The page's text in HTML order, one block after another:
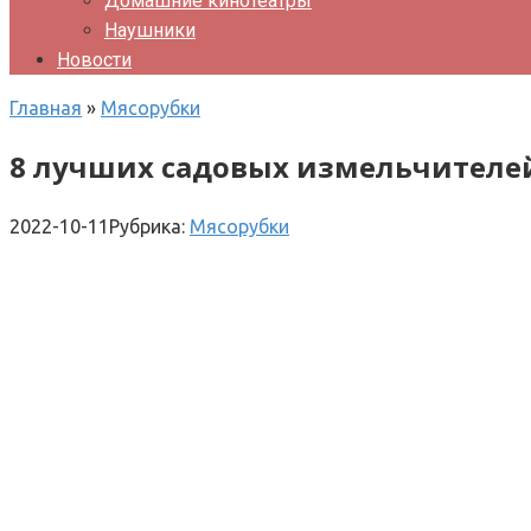
Наушники
Новости
Главная » Мясорубки
8 лучших садовых
2022-10-11 Рубрика: Мясорубки